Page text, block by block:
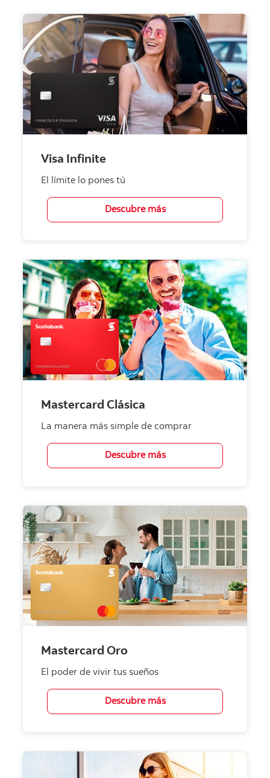
Visa Infinite
El límite lo pones tú
Descubre más
Mastercard Clásica
La manera más simple de comprar
Descubre más
Mastercard Oro
El poder de vivir tus sueños
Descubre más